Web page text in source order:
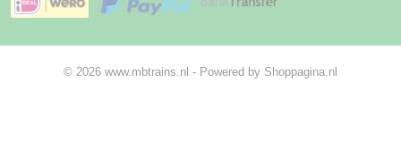
© 2026 www.mbtrains.nl - Powered by Shoppagina.nl